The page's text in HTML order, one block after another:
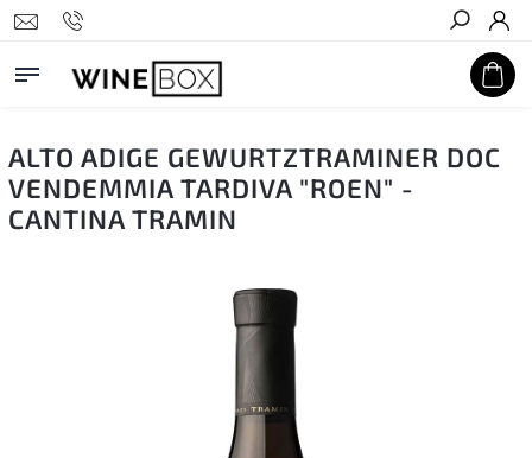
Hledat
ALTO ADIGE GEWURTZTRAMINER DOC
VENDEMMIA TARDIVA "ROEN" -
CANTINA TRAMIN